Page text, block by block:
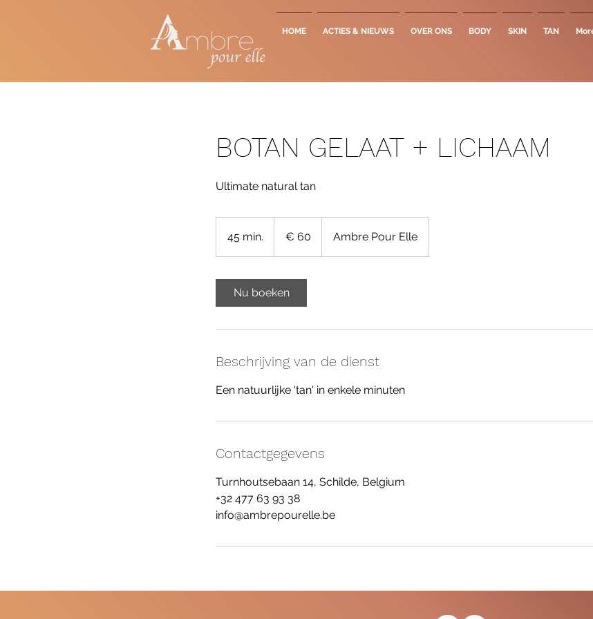
HOME ACTIES & NIEUWS OVER ONS BODY SKIN TAN
BOTAN GELAAT + LICHAAM
Ultimate natural tan
45 min.
5
€ 60 Ambre Pour Elle
Nu boeken
Beschrijving van de dienst
Een natuurlijke 'tan' in enkele minuten
Contactgegevens
Turnhoutsebaan 14, Schilde, Belgium
+32 477 63 93 38
info@ambrepourelle.be